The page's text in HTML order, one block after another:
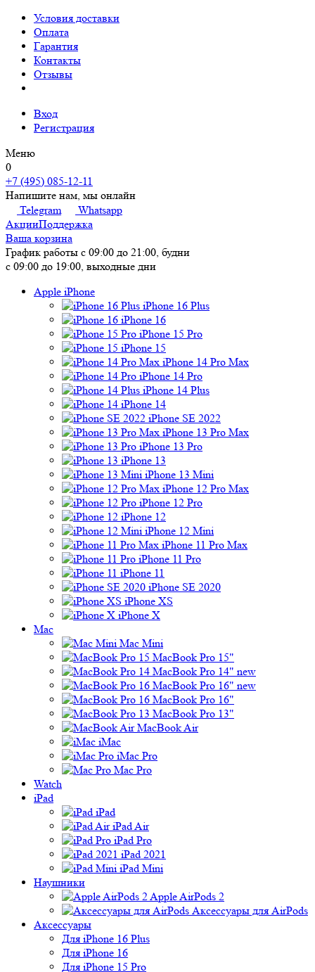
Условия доставки
Оплата
Гарантия
Контакты
Отзывы
Вход
Регистрация
Меню
0
+7 (495) 085-12-11
Напишите нам, мы онлайн
Telegram
Whatsapp
АкцииПоддержка
Ваша корзина
График работы с 09:00 до 21:00, будни
с 09:00 до 19:00, выходные дни
Apple iPhone
iPhone 16 Plus
iPhone 16
iPhone 15 Pro
iPhone 15
iPhone 14 Pro Max
iPhone 14 Pro
iPhone 14 Plus
iPhone 14
iPhone SE 2022
iPhone 13 Pro Max
iPhone 13 Pro
iPhone 13
iPhone 13 Mini
iPhone 12 Pro Max
iPhone 12 Pro
iPhone 12
iPhone 12 Mini
iPhone 11 Pro Max
iPhone 11 Pro
iPhone 11
iPhone SE 2020
iPhone XS
iPhone X
Mac
Mac Mini
MacBook Pro 15"
MacBook Pro 14" new
MacBook Pro 16" new
MacBook Pro 16"
MacBook Pro 13"
MacBook Air
iMac
iMac Pro
Mac Pro
Watch
iPad
iPad
iPad Air
iPad Pro
iPad 2021
iPad Mini
Наушники
Apple AirPods 2
Аксессуары для AirPods
Аксессуары
Для iPhone 16 Plus
Для iPhone 16
Для iPhone 15 Pro